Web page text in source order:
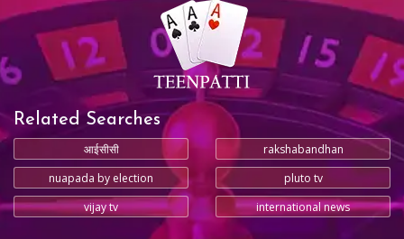
Related Searches
आईसीसी
rakshabandhan
nuapada by election
pluto tv
vijay tv
international news